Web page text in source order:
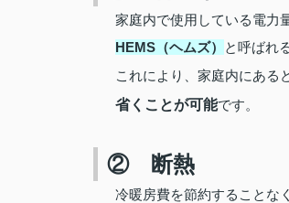
家庭内で使用している電力
HEMS （ヘムズ）
と呼ばれ
これにより、家庭内にある
省くことが可能です。
② 断熱
冷暖房費を節約することな